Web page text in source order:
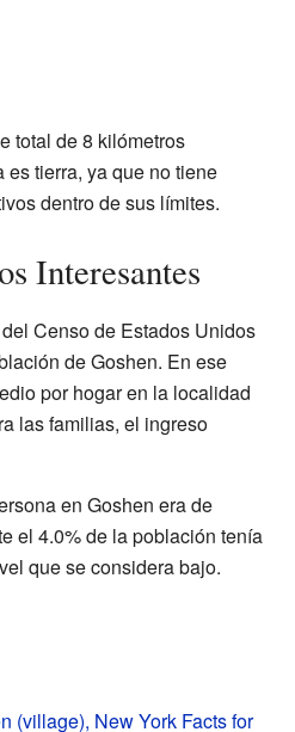
total de 8 kilómetros
es tierra, ya que no tiene
dentro de sus límites.
Interesantes
Censo de Estados Unidos
de Goshen. En ese
por hogar en la localidad
las familias, el ingreso
en Goshen era de
el 4.0% de la población tenía
que se considera bajo.
(village), New York Facts for